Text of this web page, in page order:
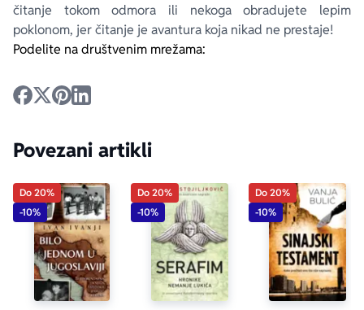
čitanje tokom odmora ili nekoga obradujete lepim
poklonom, jer čitanje je avantura koja nikad ne prestaje!
Podelite na društvenim mrežama:
Povezani artikli
Do 20%
-10%
Do 20%
-10%
Do 20%
-10%